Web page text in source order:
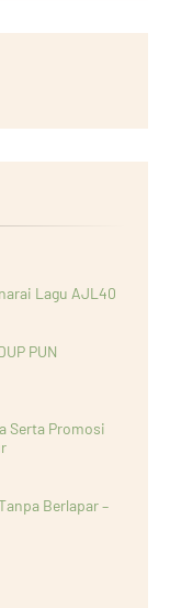
Lagu AJL40
PUN
Serta Promosi
Berlapar –